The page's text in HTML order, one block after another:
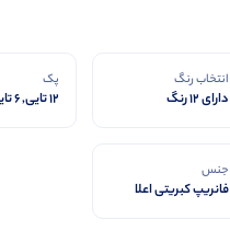
انتخاب رنگ
دارای 12 رنگ
پک
12 تایی, 6 تایی
جنس
فانریپ کبریتی اعلا